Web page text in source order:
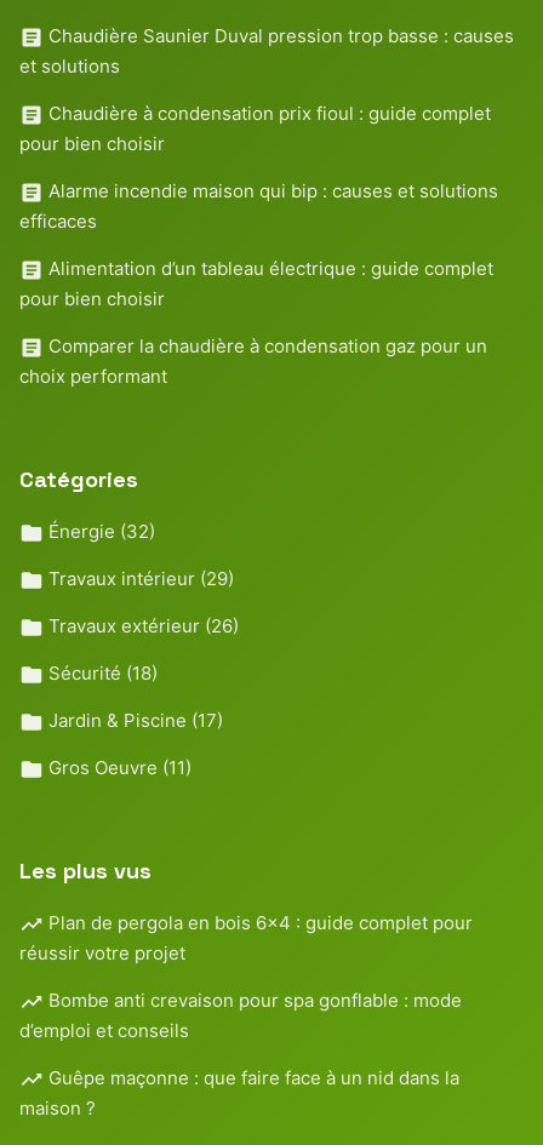
Chaudière Saunier Duval pression trop basse : causes
et solutions
Chaudière à condensation prix fioul : guide complet
pour bien choisir
Alarme incendie maison qui bip : causes et solutions
efficaces
Alimentation d’un tableau électrique : guide complet
pour bien choisir
Comparer la chaudière à condensation gaz pour un
choix performant
Catégories
Énergie (32)
Travaux intérieur (29)
Travaux extérieur (26)
Sécurité (18)
Jardin & Piscine (17)
Gros Oeuvre (11)
Les plus vus
Plan de pergola en bois 6×4 : guide complet pour
réussir votre projet
Bombe anti crevaison pour spa gonflable : mode
d’emploi et conseils
Guêpe maçonne : que faire face à un nid dans la
maison ?